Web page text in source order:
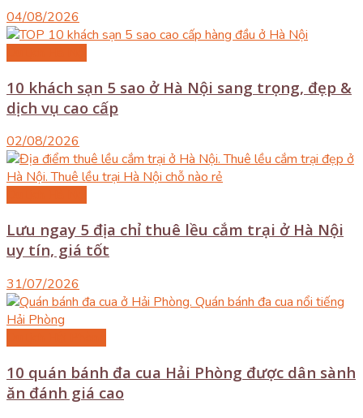
04/08/2026
10 khách sạn 5 sao ở Hà Nội sang trọng, đẹp &
dịch vụ cao cấp
02/08/2026
Lưu ngay 5 địa chỉ thuê lều cắm trại ở Hà Nội
uy tín, giá tốt
31/07/2026
10 quán bánh đa cua Hải Phòng được dân sành
ăn đánh giá cao